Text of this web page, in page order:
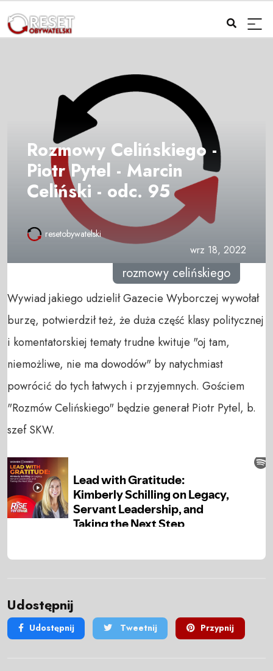
Rozmowy Celińskiego -
Piotr Pytel - Marcin
Celiński - odc. 95
resetobywatelski
wrz 18, 2022
rozmowy celińskiego
Wywiad jakiego udzielił Gazecie Wyborczej wywołał
burzę, potwierdził też, że duża część klasy politycznej
i komentatorskiej tematy trudne kwituje "oj tam,
niemożliwe, nie ma dowodów" by natychmiast
powrócić do tych łatwych i przyjemnych. Gościem
"Rozmów Celińskiego" będzie generał Piotr Pytel, b.
szef SKW.
Udostępnij
Udostępnij Tweetnij Przypnij